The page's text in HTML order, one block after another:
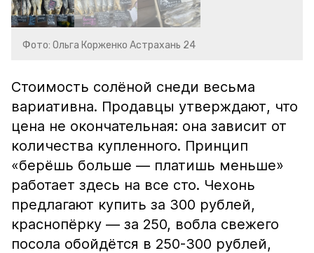
Фото: Ольга Корженко Астрахань 24
Стоимость солёной снеди весьма
вариативна. Продавцы утверждают, что
цена не окончательная: она зависит от
количества купленного. Принцип
«берёшь больше — платишь меньше»
работает здесь на все сто. Чехонь
предлагают купить за 300 рублей,
краснопёрку — за 250, вобла свежего
посола обойдётся в 250-300 рублей,